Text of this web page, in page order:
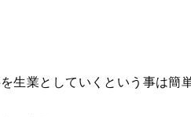
生業としていくという事は簡